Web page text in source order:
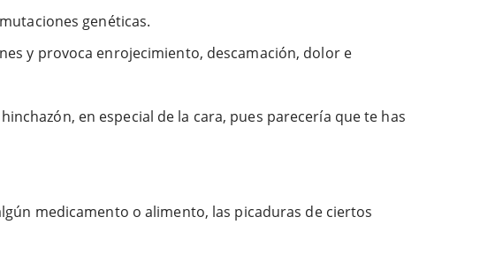
genéticas.
y provoca enrojecimiento, descamación, dolor e
en especial de la cara, pues parecería que te has
medicamento o alimento, las picaduras de ciertos